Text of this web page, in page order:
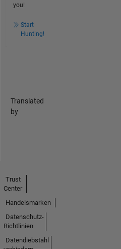
you!
Start
Hunting!
Translated
by
Trust
Center
Handelsmarken
Datenschutz-
Richtlinien
Datendiebstahl